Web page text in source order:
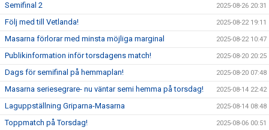
Semifinal 2 2025-08-26 20:31
Följ med till Vetlanda! 2025-08-22 19:11
Masarna förlorar med minsta möjliga marginal 2025-08-22 10:47
Publikinformation inför torsdagens match! 2025-08-20 20:25
Dags för semifinal på hemmaplan! 2025-08-20 07:48
Masarna seriesegrare- nu väntar semi hemma på torsdag! 2025-08-14 22:42
Laguppställning Griparna-Masarna 2025-08-14 08:48
Toppmatch på Torsdag! 2025-08-06 00:51